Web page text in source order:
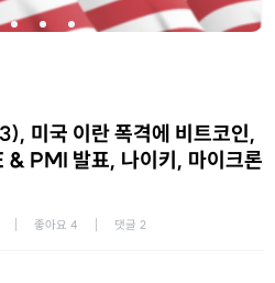
미국 이란 폭격에 비트코인,
& PMI 발표, 나이키, 마이크론
좋아요 4 댓글 2